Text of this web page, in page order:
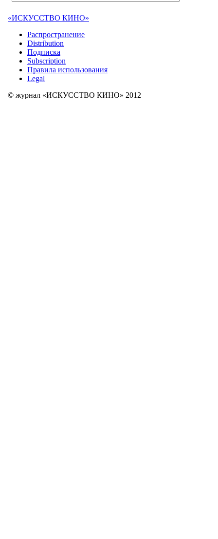
«ИСКУССТВО КИНО»
Распространение
Distribution
Подписка
Subscription
Правила использования
Legal
© журнал «ИСКУССТВО КИНО» 2012